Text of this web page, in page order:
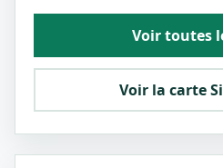
Voir toutes
Voir la carte